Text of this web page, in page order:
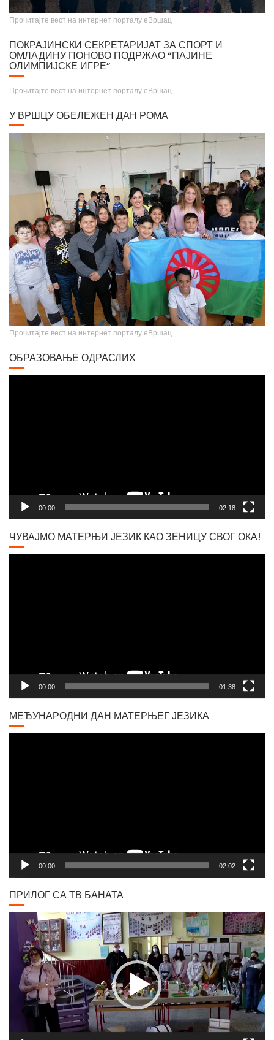
портретом краља. Поставка ових слика се може видети у нашем граду, у
"Апотеци на степеницама".
Крунисање цара Душана
Прочитајте вест на интернет порталу еВршац
ОМЛАДИНУ ПОНОВО ПОДРЖАО “ПАЈИНЕ
ОЛИМПИЈСКЕ ИГРЕ”
Прочитајте вест на интернет порталу еВршац
Прочитајте вест на интернет порталу еВршац
Video
00:00
ЧУВАЈМО МАТЕРЊИ ЈЕЗИК КАО ЗЕНИЦУ СВОГ ОКА!
Video
00:00
МЕЂУНАРОДНИ ДАН МАТЕРЊЕГ ЈЕЗИКА
Video
00:00
ПРИЛОГ СА ТВ БАНАТА
Video
Player
00:00 02:53